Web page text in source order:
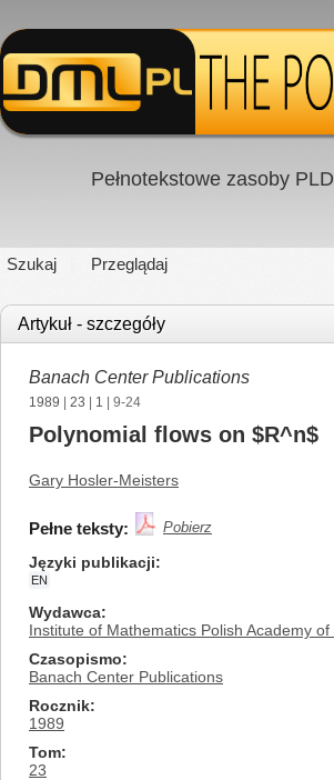
Pełnotekstowe zasoby
Szukaj Przeglądaj
Artykuł - szczegóły
Banach Center Publications
1989 23 1 | 9-24
Polynomial flows on $R^n$
Gary Hosler-Meisters
Pełne teksty: Pobierz
Języki publikacji
EN
Wydawca
Institute of Mathematics Polish Academy of
Czasopismo
Banach Center Publications
Rocznik
1989
Tom
23